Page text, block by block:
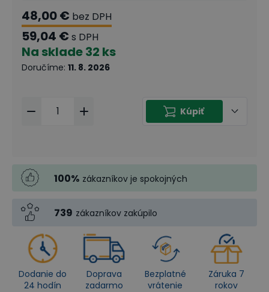
48,00 € bez DPH
59,04 € s DPH
Na sklade32 ks
Doručíme: 11. 8. 2026
Kúpiť
100% zákazníkov je spokojných
739 zákazníkov zakúpilo
Dodanie do
24 hodín
Doprava
zadarmo
Bezplatné
vrátenie
Záruka 7
rokov